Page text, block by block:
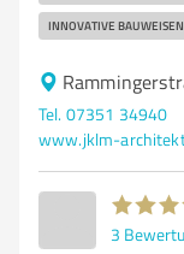
INNOVATIVE BAUWEISEN
Tel. 07351 34940
www.jklm-
3